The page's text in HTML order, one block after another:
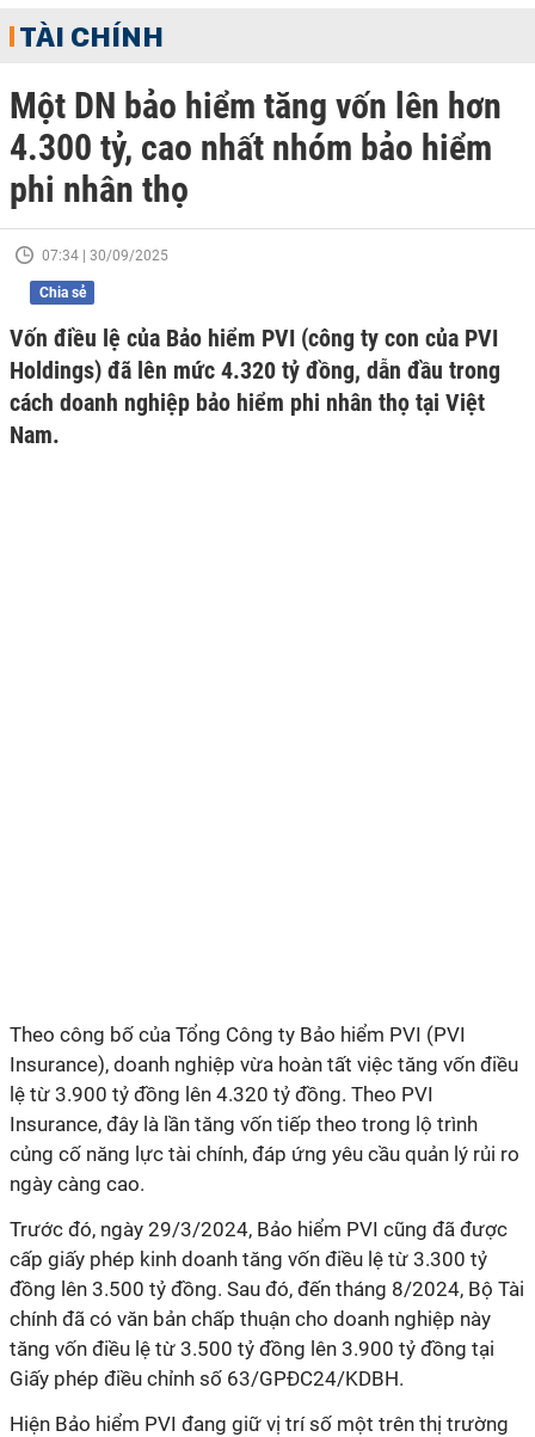
TÀI CHÍNH
Một DN bảo hiểm tăng vốn lên hơn
4.300 tỷ, cao nhất nhóm bảo hiểm
phi nhân thọ
07:34 | 30/09/2025
Chia sẻ
Vốn điều lệ của Bảo hiểm PVI (công ty con của PVI
Holdings) đã lên mức 4.320 tỷ đồng, dẫn đầu trong
cách doanh nghiệp bảo hiểm phi nhân thọ tại Việt
Nam.
Theo công bố của Tổng Công ty Bảo hiểm PVI (PVI
Insurance), doanh nghiệp vừa hoàn tất việc tăng vốn điều
lệ từ 3.900 tỷ đồng lên 4.320 tỷ đồng. Theo PVI
Insurance, đây là lần tăng vốn tiếp theo trong lộ trình
củng cố năng lực tài chính, đáp ứng yêu cầu quản lý rủi ro
ngày càng cao.
Trước đó, ngày 29/3/2024, Bảo hiểm PVI cũng đã được
cấp giấy phép kinh doanh tăng vốn điều lệ từ 3.300 tỷ
đồng lên 3.500 tỷ đồng. Sau đó, đến tháng 8/2024, Bộ Tài
chính đã có văn bản chấp thuận cho doanh nghiệp này
tăng vốn điều lệ từ 3.500 tỷ đồng lên 3.900 tỷ đồng tại
Giấy phép điều chỉnh số 63/GPĐC24/KDBH.
Hiện Bảo hiểm PVI đang giữ vị trí số một trên thị trường